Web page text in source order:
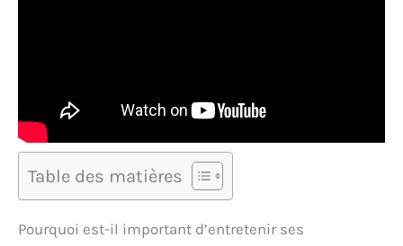
Table des matières
Pourquoi est-il important d’entretenir ses